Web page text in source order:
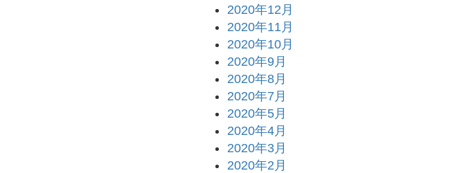
2020年12月
2020年11月
2020年10月
2020年9月
2020年8月
2020年7月
2020年5月
2020年4月
2020年3月
2020年2月